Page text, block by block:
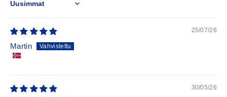
Sort by
25/07/26
Martin
30/05/26